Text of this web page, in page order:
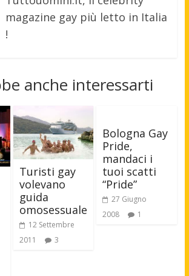
magazine gay più letto in Italia
!
anche interessarti
Turisti gay
volevano
guida
omosessuale
12 Settembre
2011
3
Bologna Gay
Pride,
mandaci i
tuoi scatti
“Pride”
27 Giugno
2008
1